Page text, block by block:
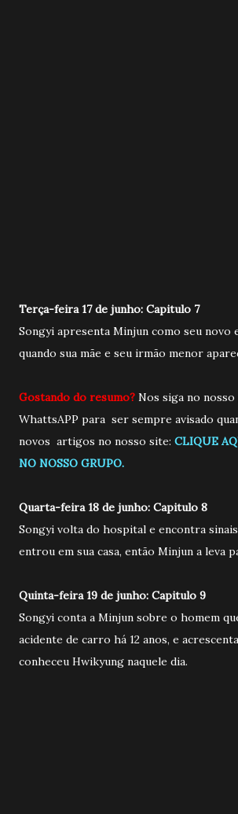
Terça-feira 17 de junho: Capitulo 7
Songyi apresenta Minjun como seu novo
quando sua mãe e seu irmão menor
Gostando do resumo? Nos siga no
WhattsAPP para ser sempre avisado
novos artigos no nosso site: CLIQUE
NO NOSSO GRUPO.
Quarta-feira 18 de junho: Capitulo 8
Songyi volta do hospital e encontra
entrou em sua casa, então Minjun a leva
Quinta-feira 19 de junho: Capitulo 9
Songyi conta a Minjun sobre o homem
acidente de carro há 12 anos, e
conheceu Hwikyung naquele dia.